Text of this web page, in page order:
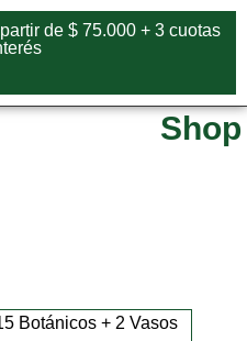
de $ 75.000 + 3 cuotas
Shop